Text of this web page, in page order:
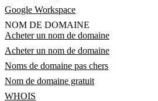
Google Workspace
NOM DE DOMAINE
Acheter un nom de domaine
Acheter un nom de domaine
Noms de domaine pas chers
Nom de domaine gratuit
WHOIS